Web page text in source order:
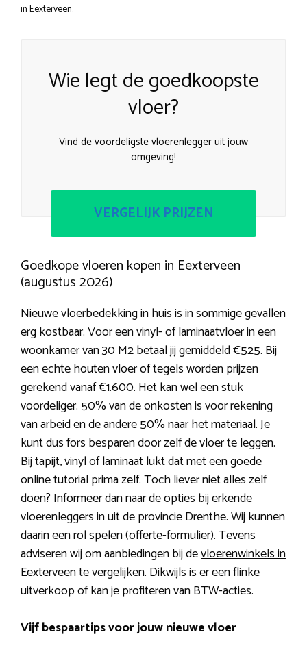
in Eexterveen.
Wie legt de goedkoopste
vloer?
Vind de voordeligste vloerenlegger uit jouw
omgeving!
VERGELIJK PRIJZEN
Goedkope vloeren kopen in Eexterveen
(augustus 2026)
Nieuwe vloerbedekking in huis is in sommige gevallen
erg kostbaar. Voor een vinyl- of laminaatvloer in een
woonkamer van 30 M2 betaal jij gemiddeld €525. Bij
een echte houten vloer of tegels worden prijzen
gerekend vanaf €1.600. Het kan wel een stuk
voordeliger. 50% van de onkosten is voor rekening
van arbeid en de andere 50% naar het materiaal. Je
kunt dus fors besparen door zelf de vloer te leggen.
Bij tapijt, vinyl of laminaat lukt dat met een goede
online tutorial prima zelf. Toch liever niet alles zelf
doen? Informeer dan naar de opties bij erkende
vloerenleggers in uit de provincie Drenthe. Wij kunnen
daarin een rol spelen (offerte-formulier). Tevens
adviseren wij om aanbiedingen bij devloerenwinkels in
Eexterveente vergelijken. Dikwijls is er een flinke
uitverkoop of kan je profiteren van BTW-acties.
Vijf bespaartips voor jouw nieuwe vloer